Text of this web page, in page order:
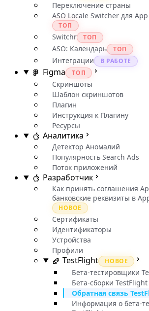
Переключение страны
ASO Locale Switcher для
ТОП
Switchr ТОП
ASO: Календарь ТОП
Интеграции В РАБОТЕ
Figma ТОП
Скриншоты
Шаблон скриншотов
Плагин
Инструкция к Плагину
Ресурсы
Аналитика
Детектор Аномалий
Популярность Search Ads
Поток приложений
Разработчик
Как принять соглашения
банковские реквизиты в
НОВОЕ
Сертификаты
Идентификаторы
Устройства
Профили
TestFlight НОВОЕ
Бета-тестировщики
Бета-сборки TestFlight
Обратная связь
Информация о бета-